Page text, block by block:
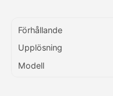
Priser
Förhållande
Upplösning
Modell